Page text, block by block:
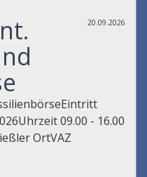
20.09.2026
09.00 - 16.00
OrtVAZ